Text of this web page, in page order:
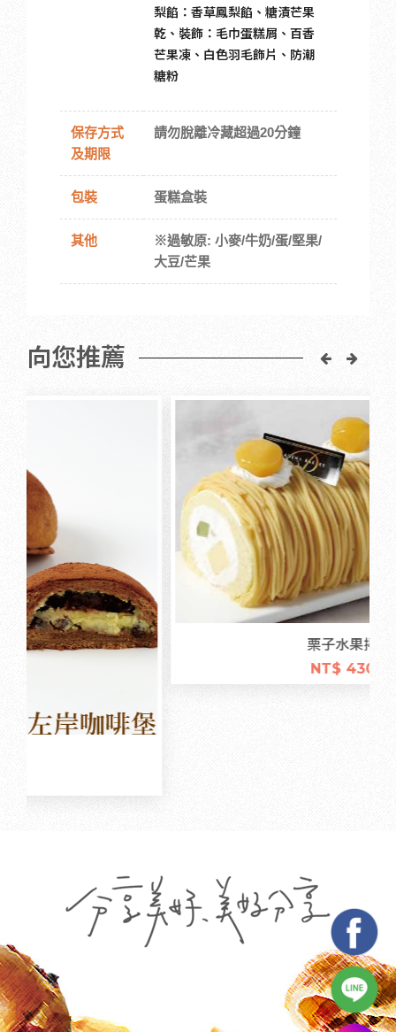
梨餡：香草鳳梨餡、糖漬芒果
乾、裝飾：毛巾蛋糕屑、百香
芒果凍、白色羽毛飾片、防潮
糖粉
保存方式
及期限
請勿脫離冷藏超過20分鐘
包裝 蛋糕盒裝
其他
※過敏原: 小麥/牛奶/蛋/堅果/
大豆/芒果
向您推薦